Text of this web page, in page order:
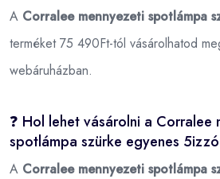
A Corralee mennyezeti spotlámpa
terméket 75 490Ft-tól vásárolhatod
webáruházban.
❓ Hol lehet vásárolni a Corralee
spotlámpa szürke egyenes
A Corralee mennyezeti spotlámpa